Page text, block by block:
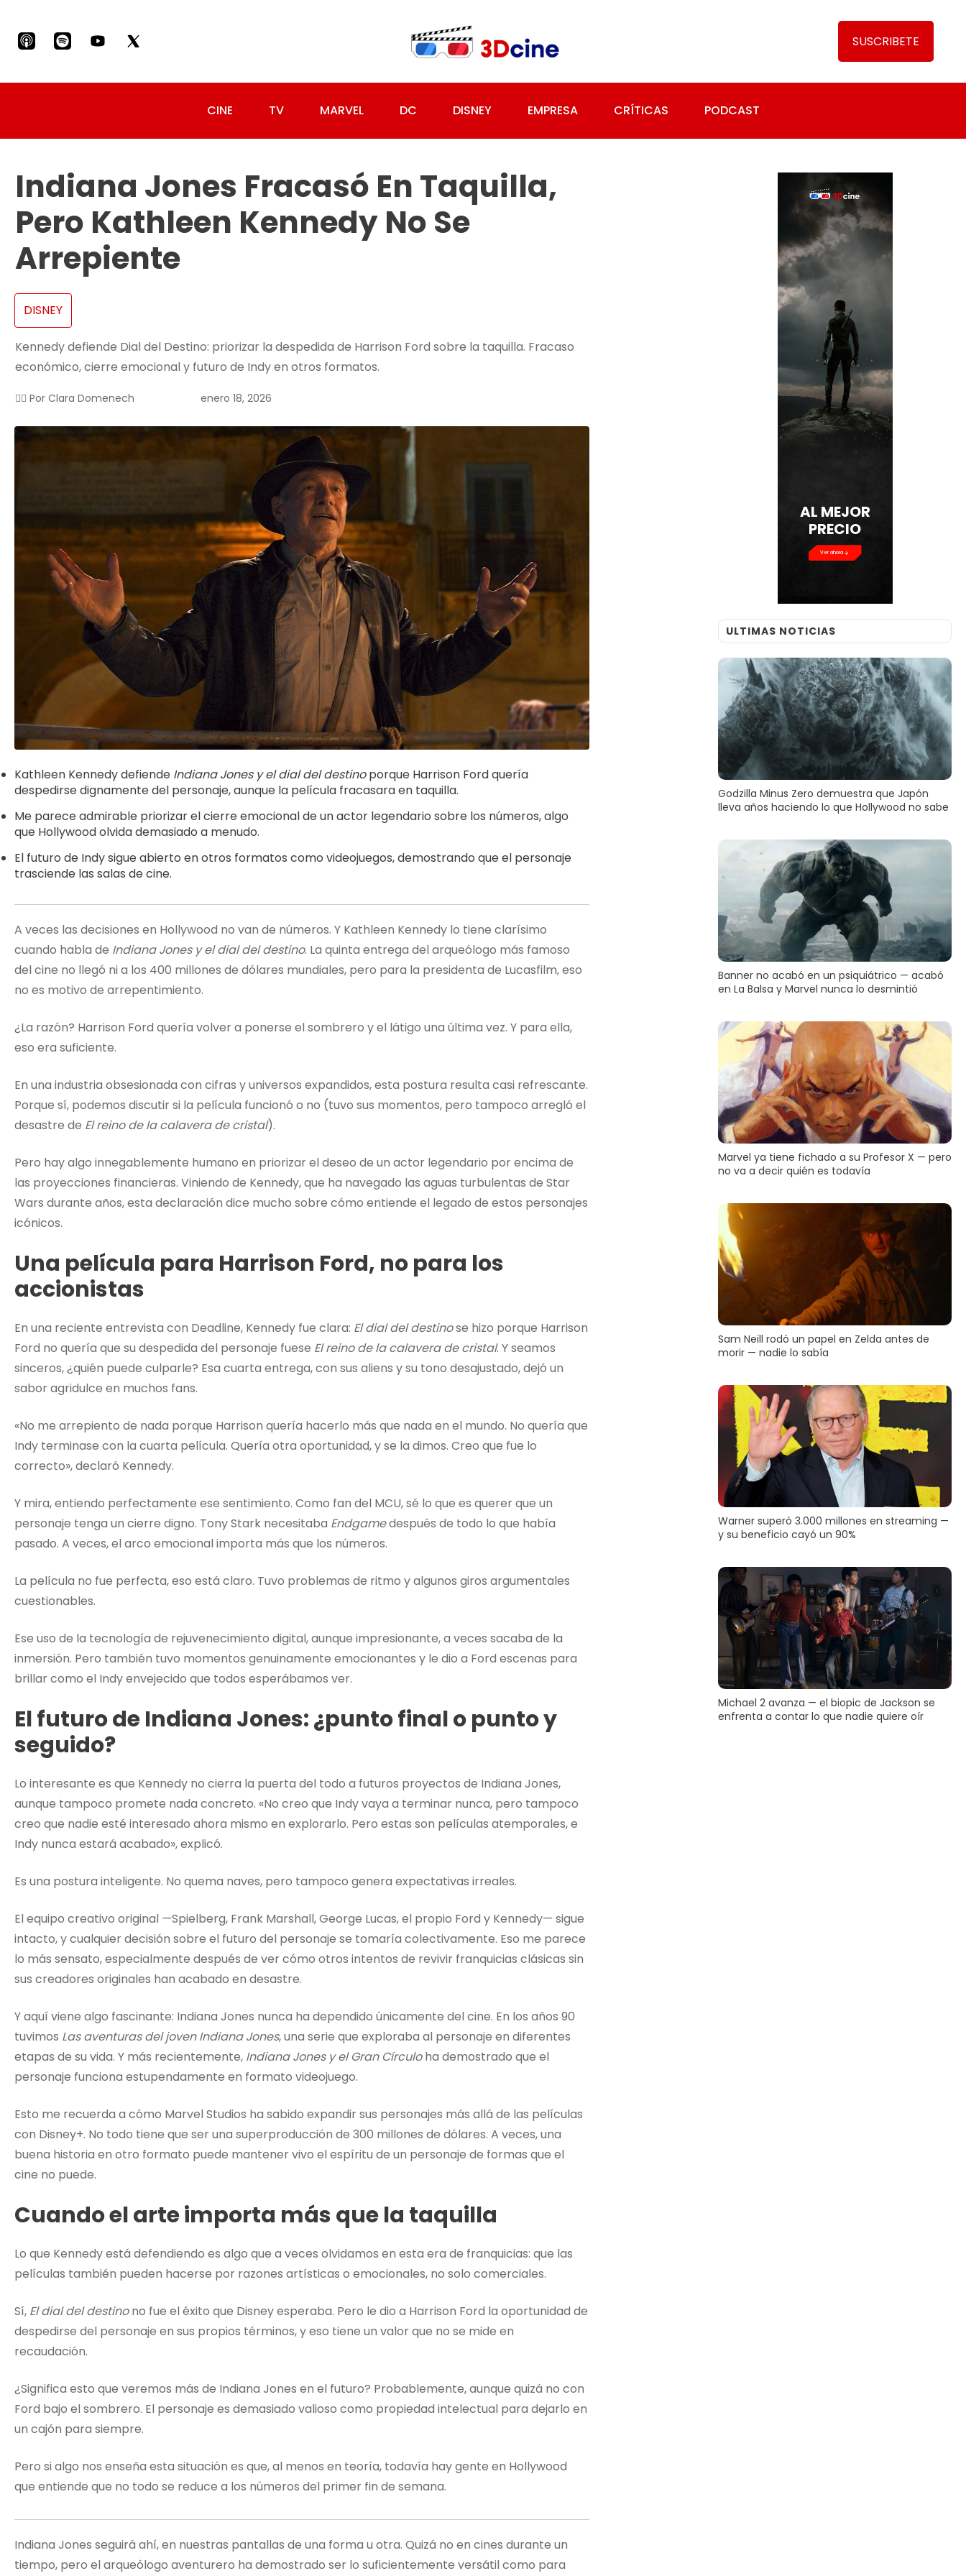
SUSCRIBETE
CINE TV MARVEL DC DISNEY EMPRESA CRÍTICAS PODCAST
Indiana Jones Fracasó En Taquilla,
Pero Kathleen Kennedy No Se
Arrepiente
DISNEY
Kennedy defiende Dial del Destino: priorizar la despedida de Harrison Ford sobre la taquilla. Fracaso
económico, cierre emocional y futuro de Indy en otros formatos.
✍🏻 Por Clara Domenech enero 18, 2026
Kathleen Kennedy defiende Indiana Jones y el dial del destinoporque Harrison Ford quería
despedirse dignamente del personaje, aunque la película fracasara en taquilla.
Me parece admirable priorizar el cierre emocional de un actor legendario sobre los números, algo
que Hollywood olvida demasiado a menudo.
El futuro de Indy sigue abierto en otros formatos como videojuegos, demostrando que el personaje
trasciende las salas de cine.
A veces las decisiones en Hollywood no van de números. Y Kathleen Kennedy lo tiene clarísimo
cuando habla de Indiana Jones y el dial del destino. La quinta entrega del arqueólogo más famoso
del cine no llegó ni a los 400 millones de dólares mundiales, pero para la presidenta de Lucasfilm, eso
no es motivo de arrepentimiento.
¿La razón? Harrison Ford quería volver a ponerse el sombrero y el látigo una última vez. Y para ella,
eso era suficiente.
En una industria obsesionada con cifras y universos expandidos, esta postura resulta casi refrescante.
Porque sí, podemos discutir si la película funcionó o no (tuvo sus momentos, pero tampoco arregló el
desastre de El reino de la calavera de cristal).
Pero hay algo innegablemente humano en priorizar el deseo de un actor legendario por encima de
las proyecciones financieras. Viniendo de Kennedy, que ha navegado las aguas turbulentas de Star
Wars durante años, esta declaración dice mucho sobre cómo entiende el legado de estos personajes
icónicos.
Una película para Harrison Ford, no para los
accionistas
En una reciente entrevista con Deadline, Kennedy fue clara: El dial del destinose hizo porque Harrison
Ford no quería que su despedida del personaje fuese El reino de la calavera de cristal. Y seamos
sinceros, ¿quién puede culparle? Esa cuarta entrega, con sus aliens y su tono desajustado, dejó un
sabor agridulce en muchos fans.
«No me arrepiento de nada porque Harrison quería hacerlo más que nada en el mundo. No quería que
Indy terminase con la cuarta película. Quería otra oportunidad, y se la dimos. Creo que fue lo
correcto», declaró Kennedy.
Y mira, entiendo perfectamente ese sentimiento. Como fan del MCU, sé lo que es querer que un
personaje tenga un cierre digno. Tony Stark necesitaba Endgamedespués de todo lo que había
pasado. A veces, el arco emocional importa más que los números.
La película no fue perfecta, eso está claro. Tuvo problemas de ritmo y algunos giros argumentales
cuestionables.
Ese uso de la tecnología de rejuvenecimiento digital, aunque impresionante, a veces sacaba de la
inmersión. Pero también tuvo momentos genuinamente emocionantes y le dio a Ford escenas para
brillar como el Indy envejecido que todos esperábamos ver.
El futuro de Indiana Jones: ¿punto final o punto y
seguido?
Lo interesante es que Kennedy no cierra la puerta del todo a futuros proyectos de Indiana Jones,
aunque tampoco promete nada concreto. «No creo que Indy vaya a terminar nunca, pero tampoco
creo que nadie esté interesado ahora mismo en explorarlo. Pero estas son películas atemporales, e
Indy nunca estará acabado», explicó.
Es una postura inteligente. No quema naves, pero tampoco genera expectativas irreales.
El equipo creativo original —Spielberg, Frank Marshall, George Lucas, el propio Ford y Kennedy— sigue
intacto, y cualquier decisión sobre el futuro del personaje se tomaría colectivamente. Eso me parece
lo más sensato, especialmente después de ver cómo otros intentos de revivir franquicias clásicas sin
sus creadores originales han acabado en desastre.
Y aquí viene algo fascinante: Indiana Jones nunca ha dependido únicamente del cine. En los años 90
tuvimos Las aventuras del joven Indiana Jones, una serie que exploraba al personaje en diferentes
etapas de su vida. Y más recientemente, Indiana Jones y el Gran Círculoha demostrado que el
personaje funciona estupendamente en formato videojuego.
Esto me recuerda a cómo Marvel Studios ha sabido expandir sus personajes más allá de las películas
con Disney+. No todo tiene que ser una superproducción de 300 millones de dólares. A veces, una
buena historia en otro formato puede mantener vivo el espíritu de un personaje de formas que el
cine no puede.
Cuando el arte importa más que la taquilla
Lo que Kennedy está defendiendo es algo que a veces olvidamos en esta era de franquicias: que las
películas también pueden hacerse por razones artísticas o emocionales, no solo comerciales.
Sí, El dial del destinono fue el éxito que Disney esperaba. Pero le dio a Harrison Ford la oportunidad de
despedirse del personaje en sus propios términos, y eso tiene un valor que no se mide en
recaudación.
¿Significa esto que veremos más de Indiana Jones en el futuro? Probablemente, aunque quizá no con
Ford bajo el sombrero. El personaje es demasiado valioso como propiedad intelectual para dejarlo en
un cajón para siempre.
Pero si algo nos enseña esta situación es que, al menos en teoría, todavía hay gente en Hollywood
que entiende que no todo se reduce a los números del primer fin de semana.
Indiana Jones seguirá ahí, en nuestras pantallas de una forma u otra. Quizá no en cines durante un
tiempo, pero el arqueólogo aventurero ha demostrado ser lo suficientemente versátil como para
AL MEJOR
PRECIO
ULTIMAS NOTICIAS
Godzilla Minus Zero demuestra que Japón
lleva años haciendo lo que Hollywood no sabe
Banner no acabó en un psiquiátrico — acabó
en La Balsa y Marvel nunca lo desmintió
Marvel ya tiene fichado a su Profesor X — pero
no va a decir quién es todavía
Sam Neill rodó un papel en Zelda antes de
morir — nadie lo sabía
Warner superó 3.000 millones en streaming —
y su beneficio cayó un 90%
Michael 2 avanza — el biopic de Jackson se
enfrenta a contar lo que nadie quiere oír